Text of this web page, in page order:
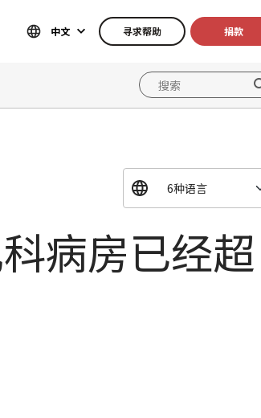
中文 寻求帮助 捐款
病房已经超